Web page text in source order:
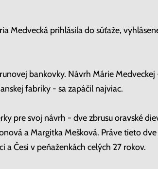
Medvecká prihlásila do súťaže,
bankovky. Návrh Márie Medveckej
fabriky - sa zapáčil najviac.
pre svoj návrh - dve zbrusu oravské
a Margitka Mešková. Práve tieto
a Česi v peňaženkách celých 27 rokov.